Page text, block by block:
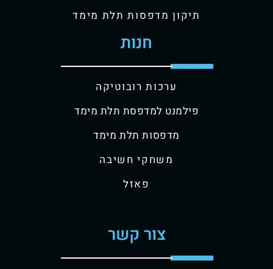
תיקון מדפסות תלת מימד
חנות
ערכות רובוטיקה
פילמנט למדפסת תלת מימד
מדפסות תלת מימד
משחקי חשיבה
פאזל
צור קשר